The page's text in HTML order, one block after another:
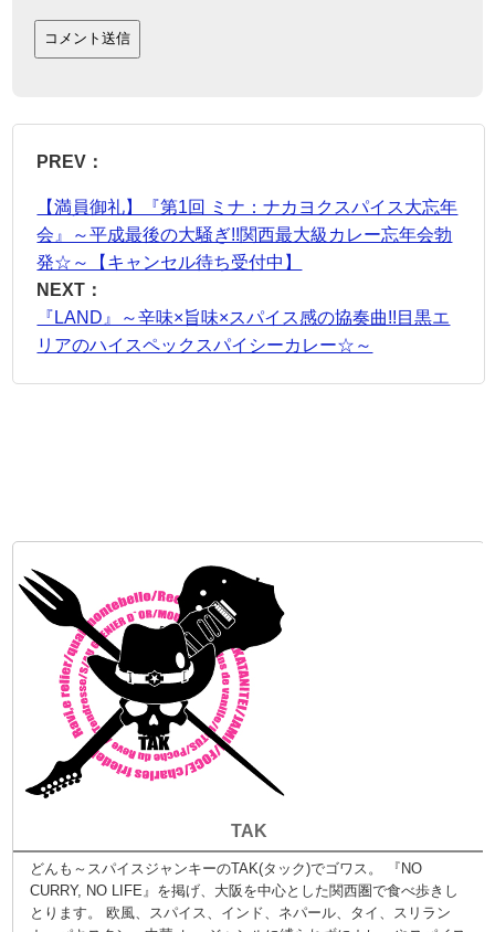
PREV：
【満員御礼】『第1回 ミナ：ナカヨクスパイス大忘年
会』～平成最後の大騒ぎ!!関西最大級カレー忘年会勃
発☆～【キャンセル待ち受付中】
NEXT：
『LAND』～辛味×旨味×スパイス感の協奏曲!!目黒エ
リアのハイスペックスパイシーカレー☆～
TAK
どんも～スパイスジャンキーのTAK(タック)でゴワス。 『NO
CURRY, NO LIFE』を掲げ、大阪を中心とした関西圏で食べ歩きし
とります。 欧風、スパイス、インド、ネパール、タイ、スリラン